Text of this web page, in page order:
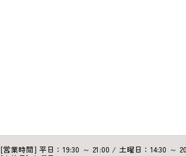
[営業時間] 平日：19:30 ～ 21:00 / 土曜日：14:30 ～